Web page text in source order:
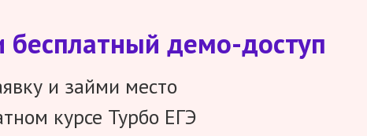
бесплатный демо-доступ
и займи место
курсе Турбо ЕГЭ